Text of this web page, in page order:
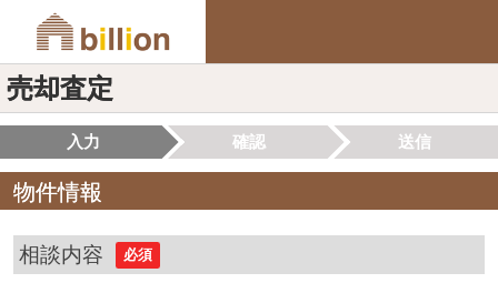
売却査定
入力 確認 送信
物件情報
相談内容 必須